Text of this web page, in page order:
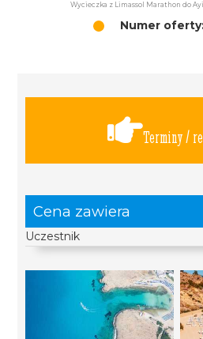
Wycieczka z Limassol Marathon do
Numer
Terminy /
Cena zawiera
Uczestnik